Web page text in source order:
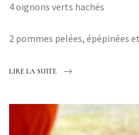
4 oignons verts hachés
2 pommes pelées, épépinées
LIRE LA SUITE